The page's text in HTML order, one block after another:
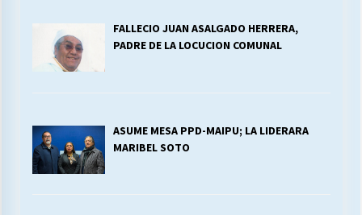
FALLECIO JUAN ASALGADO HERRERA,
PADRE DE LA LOCUCION COMUNAL
ASUME MESA PPD-MAIPU; LA LIDERARA
MARIBEL SOTO